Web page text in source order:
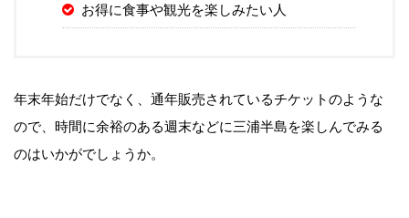
お得に食事や観光を楽しみたい人
年末年始だけでなく、通年販売されているチケットのような
ので、時間に余裕のある週末などに三浦半島を楽しんでみる
のはいかがでしょうか。